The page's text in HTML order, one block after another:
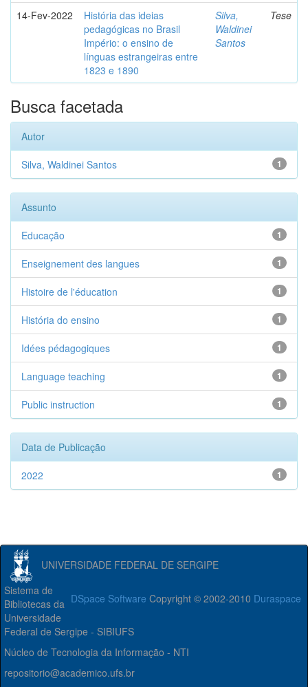
14-Fev-2022
História das ideias
pedagógicas no Brasil
Império: o ensino de
línguas estrangeiras entre
1823 e 1890
Silva,
Waldinei
Santos
Tese
Busca facetada
Autor
1
Silva, Waldinei Santos
Assunto
1
Educação
1
Enseignement des langues
1
Histoire de l'éducation
1
História do ensino
1
Idées pédagogiques
1
Language teaching
1
Public instruction
Data de Publicação
1
2022
UNIVERSIDADE FEDERAL DE SERGIPE
DSpace Software Copyright © 2002-2010 Duraspace
Sistema de
Bibliotecas da
Universidade
Federal de Sergipe - SIBIUFS
Núcleo de Tecnologia da Informação - NTI
repositorio@academico.ufs.br